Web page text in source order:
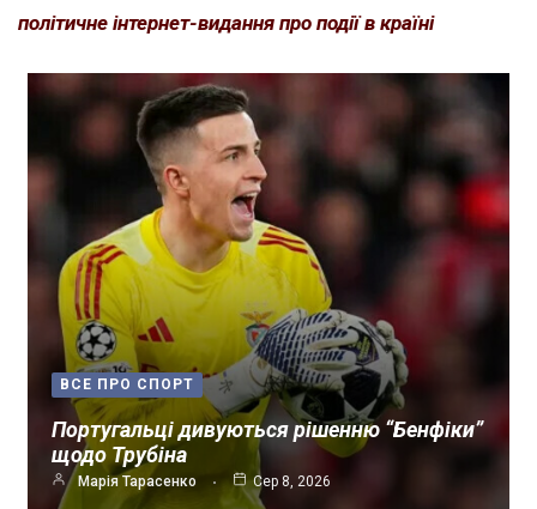
політичне інтернет-видання про події в країні
ВСЕ ПРО СПОРТ
Португальці дивуються рішенню “Бенфіки”
щодо Трубіна
Марія Тарасенко Сер 8, 2026